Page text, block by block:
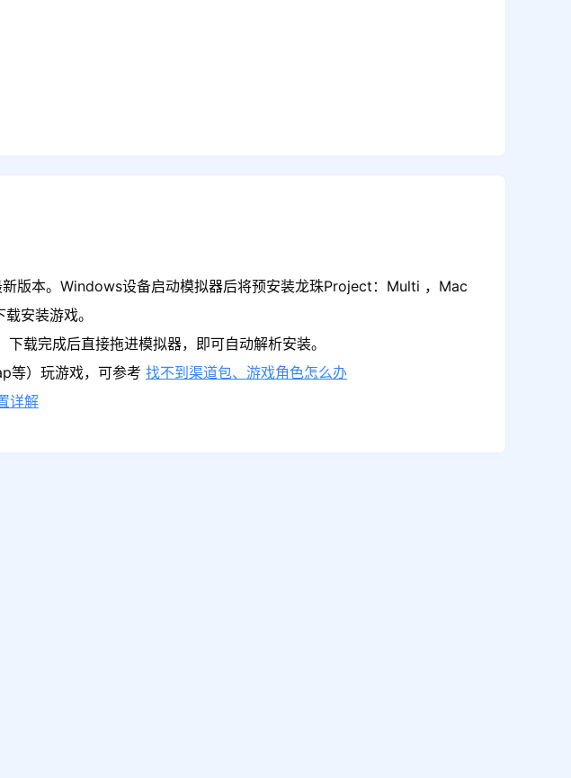
版本。Windows设备启动模拟器后将预安装龙珠Project：Multi ，Mac
安装游戏。
载完成后直接拖进模拟器，即可自动解析安装。
等）玩游戏，可参考 找不到渠道包、游戏角色怎么办
详解